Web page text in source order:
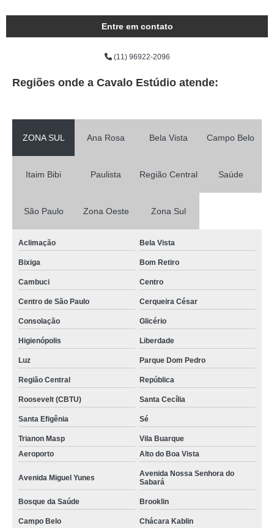
Entre em contato
(11) 96922-2096
Regiões onde a Cavalo Estúdio atende:
ZONA SUL Ana Rosa Bela Vista Campo Belo
Itaim Bibi Paulista Região Central Saúde
São Paulo Zona Oeste Zona Sul
Aclimação Bela Vista
Bixiga Bom Retiro
Cambuci Centro
Centro de São Paulo Cerqueira César
Consolação Glicério
Higienópolis Liberdade
Luz Parque Dom Pedro
Região Central República
Roosevelt (CBTU) Santa Cecília
Santa Efigênia Sé
Trianon Masp
Vila Buarque
Aeroporto
Alto do Boa Vista
Avenida Miguel Yunes
Avenida Nossa Senhora do
Sabará
Bosque da Saúde Brooklin
Campo Belo Chácara Kablin